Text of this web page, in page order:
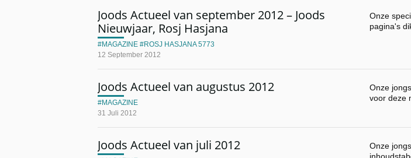
Joods Actueel van september 2012 – Joods
Nieuwjaar, Rosj Hasjana
12 September 2012
MAGAZINE ROSJ HASJANA 5773
Onze
pagina's
Joods Actueel van augustus 2012
31 Juli 2012
MAGAZINE
Onze
voor deze
Joods Actueel van juli 2012
Onze